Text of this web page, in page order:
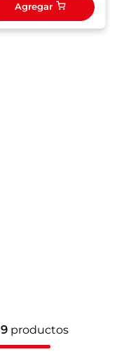
Agregar
9productos